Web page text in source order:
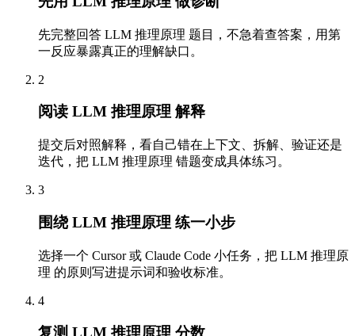
先完整回答 LLM 推理原理 题目，不急着查答案，用第
一反应暴露真正的理解缺口。
2
阅读 LLM 推理原理 解释
提交后对照解释，看自己错在上下文、拆解、验证还是
迭代，把 LLM 推理原理 错题变成具体练习。
3
围绕 LLM 推理原理 练一小步
选择一个 Cursor 或 Claude Code 小任务，把 LLM 推理原
理 的原则写进提示词和验收标准。
4
复测 LLM 推理原理 分数